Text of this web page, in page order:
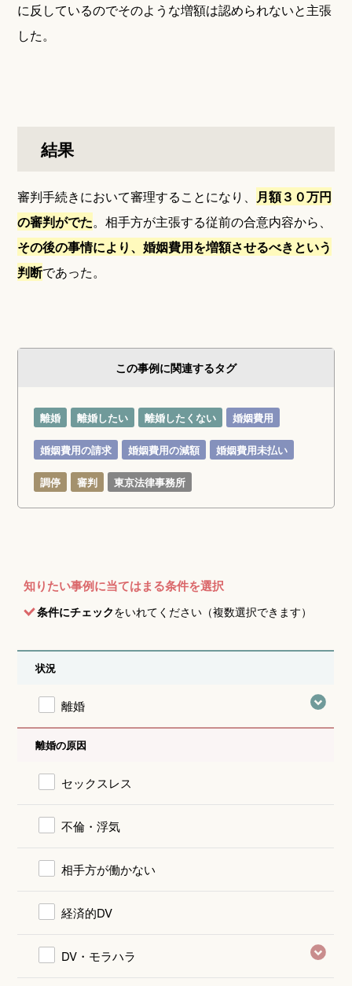
に反しているのでそのような増額は認められないと主張
した。
結果
審判手続きにおいて審理することになり、 月額３０万円
の審判がでた。相手方が主張する従前の合意内容から、
その後の事情により、婚姻費用を増額させるべきという
判断であった。
この事例に関連するタグ
離婚 離婚したい 離婚したくない 婚姻費用
婚姻費用の請求 婚姻費用の減額 婚姻費用未払い
調停 審判 東京法律事務所
知りたい事例に当てはまる条件を選択
条件にチェックをいれてください（複数選択できます）
状況
離婚
離婚の原因
セックスレス
不倫・浮気
相手方が働かない
経済的DV
DV・モラハラ